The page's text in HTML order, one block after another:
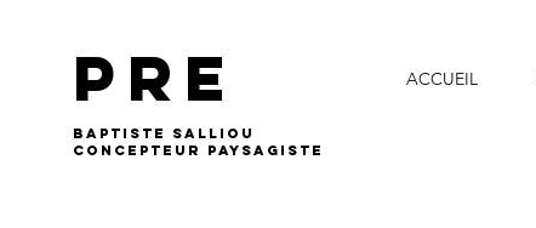
PRE ACCUEIL
BAPTISTE SALLIOU
Concepteur Paysagiste